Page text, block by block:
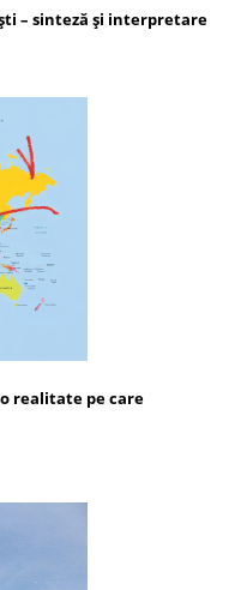
– sinteză și interpretare
realitate pe care